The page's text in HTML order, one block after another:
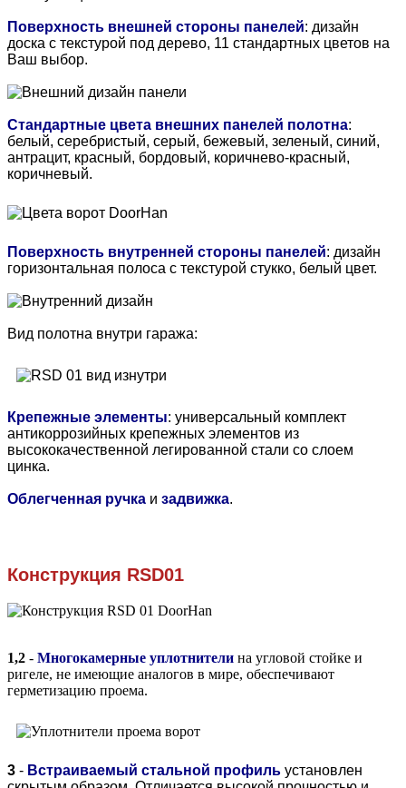
Поверхность внешней стороны панелей: дизайн
доска с текстурой под дерево, 11 стандартных цветов на
Ваш выбор.
Стандартные цвета внешних панелей полотна:
белый, серебристый, серый, бежевый, зеленый, синий,
антрацит, красный, бордовый, коричнево-красный,
коричневый.
Поверхность внутренней стороны панелей: дизайн
горизонтальная полоса с текстурой стукко, белый цвет.
Вид полотна внутри гаража:
Крепежные элементы: универсальный комплект
антикоррозийных крепежных элементов из
высококачественной легированной стали со слоем
цинка.
Облегченная ручка и задвижка.
Конструкция RSD01
1,2 - Многокамерные уплотнители на угловой стойке и
ригеле, не имеющие аналогов в мире, обеспечивают
герметизацию проема.
3 - Встраиваемый стальной профиль установлен